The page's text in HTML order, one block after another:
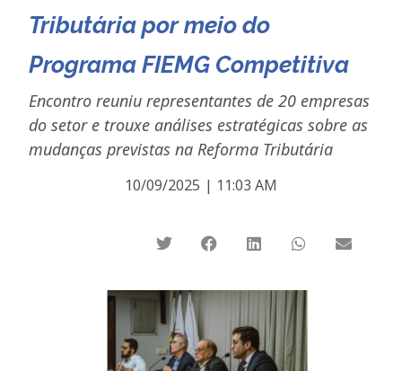
Tributária por meio do
Programa FIEMG Competitiva
Encontro reuniu representantes de 20 empresas
do setor e trouxe análises estratégicas sobre as
mudanças previstas na Reforma Tributária
10/09/2025 | 11:03 AM